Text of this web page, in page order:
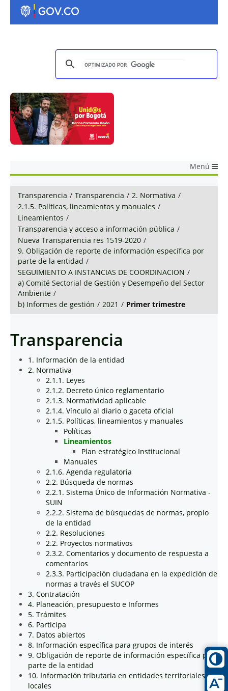
Menú
Transparencia / Transparencia / 2. Normativa /
2.1.5. Políticas, lineamientos y manuales /
Lineamientos /
Transparencia y acceso a información pública /
Nueva Transparencia res 1519-2020 /
9. Obligación de reporte de información específica por
parte de la entidad /
SEGUIMIENTO A INSTANCIAS DE COORDINACION /
a) Comité Sectorial de Gestión y Desempeño del Sector
Ambiente /
b) Informes de gestión / 2021 / Primer trimestre
Transparencia
1. Información de la entidad
2. Normativa
2.1.1. Leyes
2.1.2. Decreto único reglamentario
2.1.3. Normatividad aplicable
2.1.4. Vínculo al diario o gaceta oficial
2.1.5. Políticas, lineamientos y manuales
Políticas
Lineamientos
Plan estratégico Institucional
Manuales
2.1.6. Agenda regulatoria
2.2. Búsqueda de normas
2.2.1. Sistema Único de Información Normativa -
SUIN
2.2.2. Sistema de búsquedas de normas, propio
de la entidad
2.2. Resoluciones
2.2. Proyectos normativos
2.3.2. Comentarios y documento de respuesta a
comentarios
2.3.3. Participación ciudadana en la expedición de
normas a través el SUCOP
3. Contratación
4. Planeación, presupuesto e Informes
5. Trámites
6. Participa
7. Datos abiertos
8. Información específica para grupos de interés
9. Obligación de reporte de información específica por
parte de la entidad
10. Información tributaria en entidades territoriales
locales